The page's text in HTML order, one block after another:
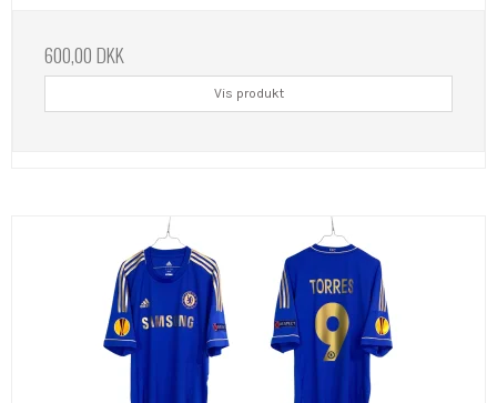
600,00 DKK
Vis produkt